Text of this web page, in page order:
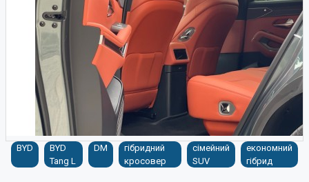
BYD
BYD
Tang L
DM
гібридний
кросовер
сімейний
SUV
економний
гібрид